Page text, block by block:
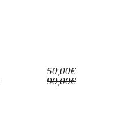
90,00€
El
precio
50,00€El
precio